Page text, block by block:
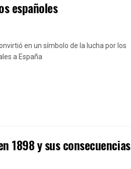
españoles
en un símbolo de la lucha por los
a España
1898 y sus consecuencias